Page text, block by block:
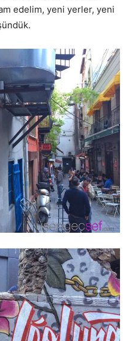
edelim, yeni yerler, yeni